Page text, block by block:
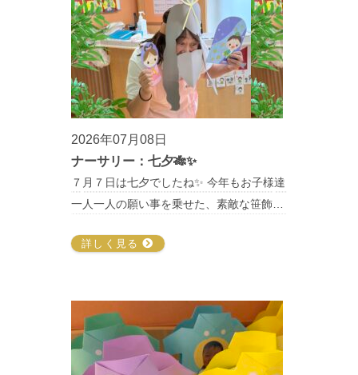
2026年07月08日
ナーサリー：七夕🎋✨
７月７日は七夕でしたね✨ 今年もお子様達
一人一人の願い事を乗せた、素敵な笹飾…
詳しく見る